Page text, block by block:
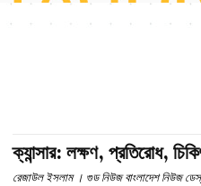
ক্যান্সার: লক্ষণ, প্রতিরোধ,
রেজাউল ইসলাম । গুড নিউজ বাংলাদেশ নিউজ